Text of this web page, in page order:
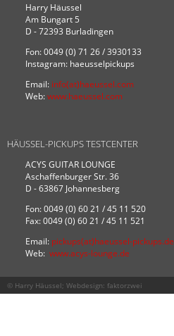
Harry Häussel
Am Bungart 5
D - 72393 Burladingen
Fon: 0049 (0) 71 26 / 3930133
Instagram: haeusselpickups
Email: info(at)haeussel.com
Web:www.haeussel.com
HÄUSSEL-PICKUPS TESTCENTER
ACYS GUITAR LOUNGE
Aschaffenburger Str. 36
D - 63867 Johannesberg
Fon: 0049 (0) 60 21 / 45 11 520
Fax: 0049 (0) 60 21 / 45 11 521
Email: pickups(at)haeussel-pickups.de
Web: www.acys-lounge.de
© Harry Häussel; Webdesign: faktorzwei